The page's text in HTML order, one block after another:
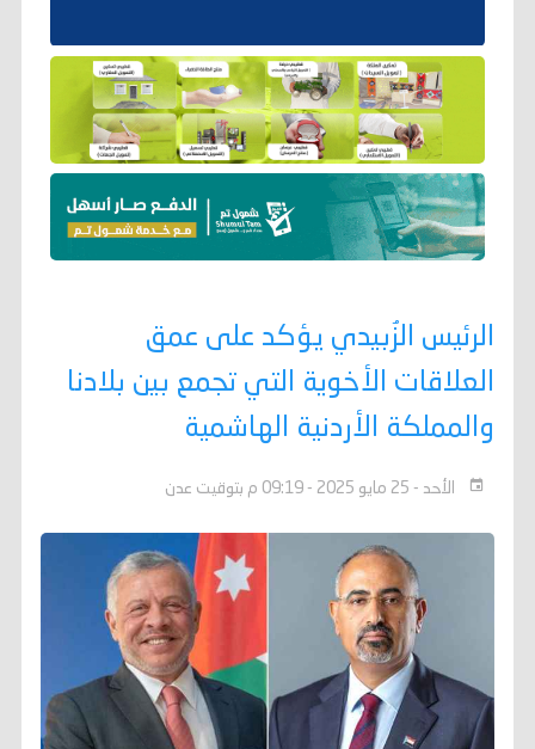
الرئيس الزُبيدي يؤكد على عمق
العلاقات الأخوية التي تجمع بين بلادنا
والمملكة الأردنية الهاشمية
الأحد - 25 مايو 2025 - 09:19 م بتوقيت عدن